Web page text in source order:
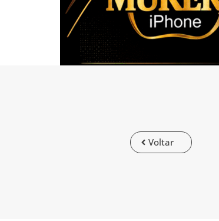
Voltar